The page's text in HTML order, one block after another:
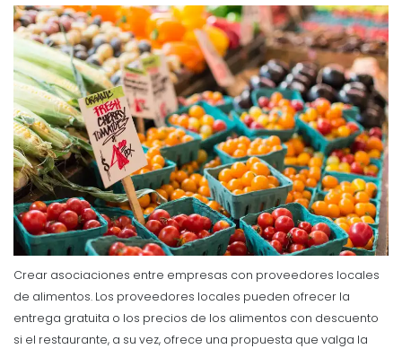
Crear asociaciones entre empresas con proveedores locales
de alimentos. Los proveedores locales pueden ofrecer la
entrega gratuita o los precios de los alimentos con descuento
si el restaurante, a su vez, ofrece una propuesta que valga la